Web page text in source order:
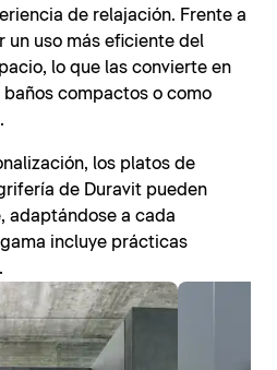
de relajación. Frente a
un uso más eficiente del
lo que las convierte en
compactos o como
los platos de
de Duravit pueden
adaptándose a cada
incluye prácticas